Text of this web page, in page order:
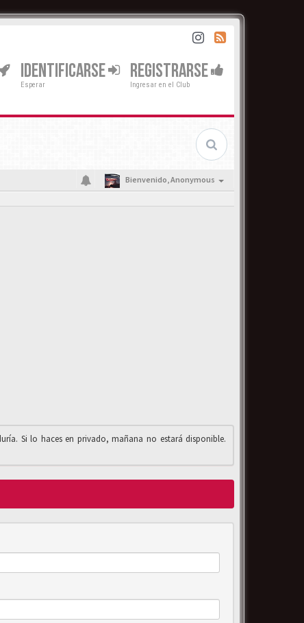
IDENTIFICARSE
Esperar
REGISTRARSE
Ingresar en el Club
Bienvenido,Anonymous
Si lo haces en privado, mañana no estará disponible.